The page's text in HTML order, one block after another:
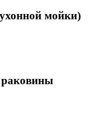
мойки)
раковины